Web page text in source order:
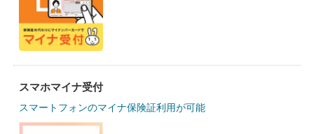
スマホマイナ受付
スマートフォンのマイナ保険証利用が可能